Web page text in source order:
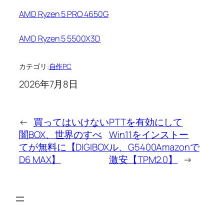
AMD Ryzen 5 PRO 4650G
AMD Ryzen 5 5500X3D
カテゴリ:自作PC
2026年7月8日
← 買ってはいけない
闇BOX、世界のすべ
てが無料に【DIGIBOX
D6 MAX】
PTTを有効にして
Win11をインストー
ル、G5400Amazonで
激安【TPM2.0】
→